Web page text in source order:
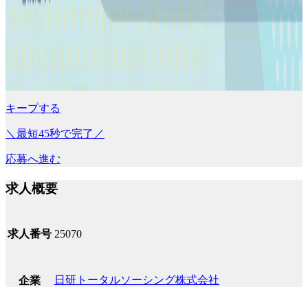
キープする
＼最短45秒で完了／
応募へ進む
求人概要
求人番号 25070
企業 日研トータルソーシング株式会社